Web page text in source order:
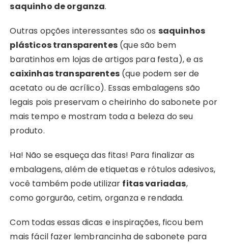
saquinho de organza.
Outras opções interessantes são os saquinhos
plásticos transparentes(que são bem
baratinhos em lojas de artigos para festa), e as
caixinhas transparentes(que podem ser de
acetato ou de acrílico). Essas embalagens são
legais pois preservam o cheirinho do sabonete por
mais tempo e mostram toda a beleza do seu
produto.
Ha! Não se esqueça das fitas! Para finalizar as
embalagens, além de etiquetas e rótulos adesivos,
você também pode utilizar fitas variadas,
como gorgurão, cetim, organza e rendada.
Com todas essas dicas e inspirações, ficou bem
mais fácil fazer lembrancinha de sabonete para